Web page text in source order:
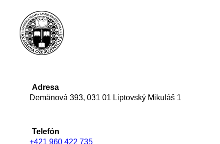
Adresa
Demänová 393, 031 01 Liptovský Mikuláš 1
Telefón
+421 960 422 735